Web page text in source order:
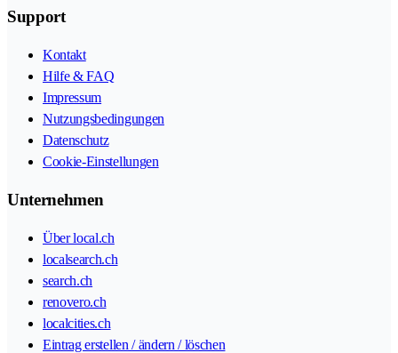
Support
Kontakt
Hilfe & FAQ
Impressum
Nutzungsbedingungen
Datenschutz
Cookie-Einstellungen
Unternehmen
Über local.ch
localsearch.ch
search.ch
renovero.ch
localcities.ch
Eintrag erstellen / ändern / löschen